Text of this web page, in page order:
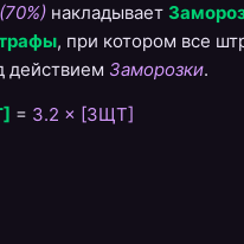
(70%) накладывает
, при котором все
действием Заморозки.
= 3.2 × [ЗЩТ]